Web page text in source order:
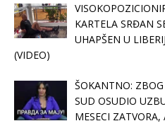
KARTELA SRĐAN
UHAPŠEN U
(VIDEO)
ŠOKANTNO: ZBOG
SUD OSUDIO
MESECI ZATVORA,